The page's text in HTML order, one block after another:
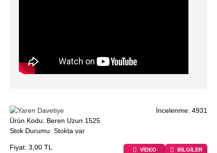
İncelenme: 4931
Ürün Kodu: Beren Uzun 1525
Stok Durumu: Stokta var
Fiyat: 3 ,00 TL VİDEO BİLGİLER